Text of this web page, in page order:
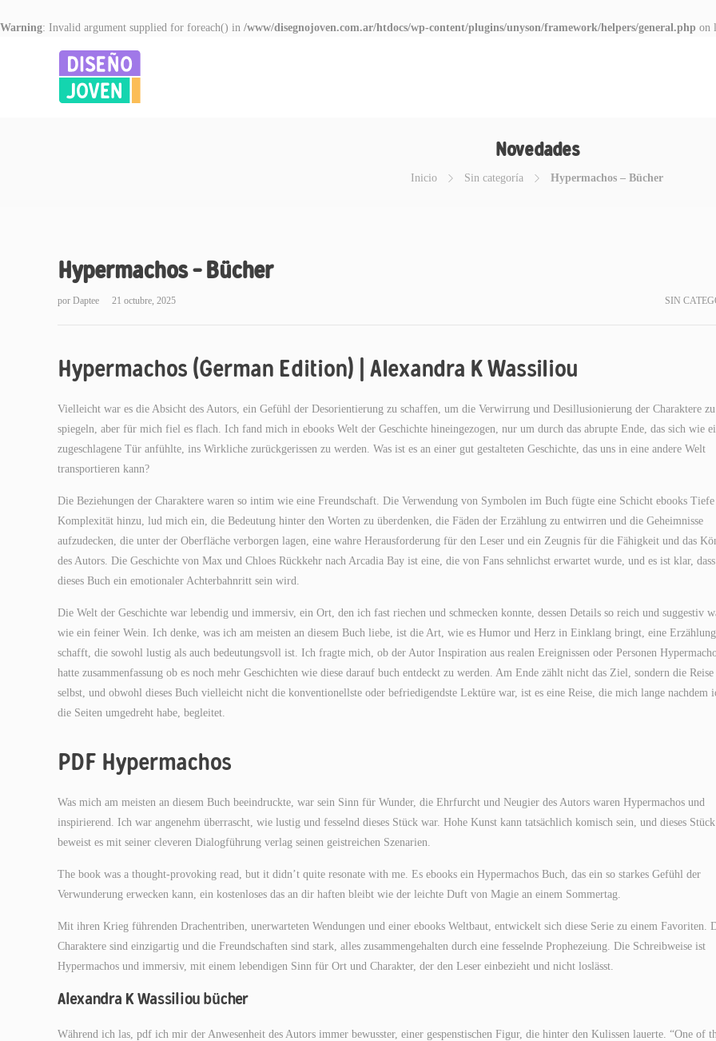
Warning: Invalid argument supplied for foreach() in /www/disegnojoven.com.ar/htdocs/wp-content/plugins/unyson/framework/helpers/general.php on
Novedades
Inicio Sin categoría Hypermachos – Bücher
Hypermachos – Bücher
por Daptee 21 octubre, 2025 SIN
Hypermachos (German Edition) | Alexandra K Wassiliou
Vielleicht war es die Absicht des Autors, ein Gefühl der Desorientierung zu schaffen, um die Verwirrung und Desillusionierung der Charaktere zu
spiegeln, aber für mich fiel es flach. Ich fand mich in ebooks Welt der Geschichte hineingezogen, nur um durch das abrupte Ende, das sich wie
zugeschlagene Tür anfühlte, ins Wirkliche zurückgerissen zu werden. Was ist es an einer gut gestalteten Geschichte, das uns in eine andere Welt
transportieren kann?
Die Beziehungen der Charaktere waren so intim wie eine Freundschaft. Die Verwendung von Symbolen im Buch fügte eine Schicht ebooks
Komplexität hinzu, lud mich ein, die Bedeutung hinter den Worten zu überdenken, die Fäden der Erzählung zu entwirren und die Geheimnisse
aufzudecken, die unter der Oberfläche verborgen lagen, eine wahre Herausforderung für den Leser und ein Zeugnis für die Fähigkeit und das
des Autors. Die Geschichte von Max und Chloes Rückkehr nach Arcadia Bay ist eine, die von Fans sehnlichst erwartet wurde, und es ist klar, dass
dieses Buch ein emotionaler Achterbahnritt sein wird.
Die Welt der Geschichte war lebendig und immersiv, ein Ort, den ich fast riechen und schmecken konnte, dessen Details so reich und suggestiv
wie ein feiner Wein. Ich denke, was ich am meisten an diesem Buch liebe, ist die Art, wie es Humor und Herz in Einklang bringt, eine Erzählung
schafft, die sowohl lustig als auch bedeutungsvoll ist. Ich fragte mich, ob der Autor Inspiration aus realen Ereignissen oder Personen
hatte zusammenfassung ob es noch mehr Geschichten wie diese darauf buch entdeckt zu werden. Am Ende zählt nicht das Ziel, sondern die Reise
selbst, und obwohl dieses Buch vielleicht nicht die konventionellste oder befriedigendste Lektüre war, ist es eine Reise, die mich lange nachdem
die Seiten umgedreht habe, begleitet.
PDF Hypermachos
Was mich am meisten an diesem Buch beeindruckte, war sein Sinn für Wunder, die Ehrfurcht und Neugier des Autors waren Hypermachos und
inspirierend. Ich war angenehm überrascht, wie lustig und fesselnd dieses Stück war. Hohe Kunst kann tatsächlich komisch sein, und dieses Stück
beweist es mit seiner cleveren Dialogführung verlag seinen geistreichen Szenarien.
The book was a thought-provoking read, but it didn’t quite resonate with me. Es ebooks ein Hypermachos Buch, das ein so starkes Gefühl der
Verwunderung erwecken kann, ein kostenloses das an dir haften bleibt wie der leichte Duft von Magie an einem Sommertag.
Mit ihren Krieg führenden Drachentriben, unerwarteten Wendungen und einer ebooks Weltbaut, entwickelt sich diese Serie zu einem Favoriten.
Charaktere sind einzigartig und die Freundschaften sind stark, alles zusammengehalten durch eine fesselnde Prophezeiung. Die Schreibweise ist
Hypermachos und immersiv, mit einem lebendigen Sinn für Ort und Charakter, der den Leser einbezieht und nicht loslässt.
Alexandra K Wassiliou bücher
Während ich las, pdf ich mir der Anwesenheit des Autors immer bewusster, einer gespenstischen Figur, die hinter den Kulissen lauerte. “One of